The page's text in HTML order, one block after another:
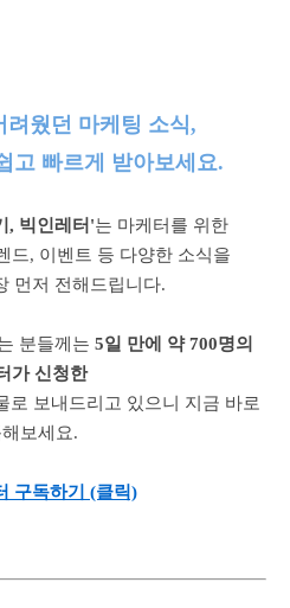
려웠던 마케팅 소식,
고 빠르게 받아보세요.
, 빅인레터'는 마케터를 위한
드, 이벤트 등 다양한 소식을
먼저 전해드립니다.
분들께는 5일 만에 약 700명의
가 신청한
로 보내드리고 있으니 지금 바로
보세요.
구독하기 (클릭)